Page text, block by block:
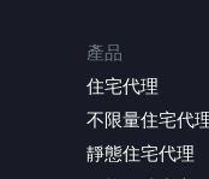
產品
住宅代理
不限量住宅代
靜態住宅代理